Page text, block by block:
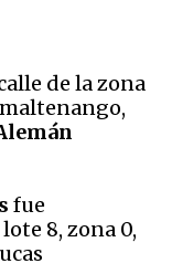
de la zona
fue
8, zona 0,